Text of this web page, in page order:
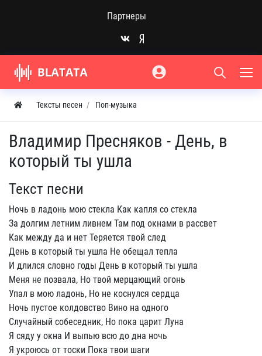
Партнеры
Тексты песен Поп-музыка
Владимир Пресняков - День, в
который ты ушла
Текст песни
Ночь в ладонь мою стекла Как капля со стекла
За долгим летним ливнем Там под окнами в рассвет
Как между да и нет Теряется твой след
День в который ты ушла Не обещал тепла
И длился словно годы День в который ты ушла
Меня не позвала, Но твой мерцающий огонь
Упал в мою ладонь, Но не коснулся сердца
Ночь пустое колдовство Вино на одного
Случайный собеседник, Но пока царит Луна
Я сяду у окна И выпью всю до дна ночь
Я укроюсь от тоски Пока твои шаги